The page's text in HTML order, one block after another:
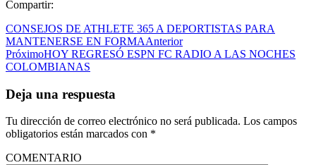
Compartir:
CONSEJOS DE ATHLETE 365 A DEPORTISTAS PARA
MANTENERSE EN FORMAAnterior
PróximoHOY REGRESÓ ESPN FC RADIO A LAS NOCHES
COLOMBIANAS
Deja una respuesta
Tu dirección de correo electrónico no será publicada. Los campos
obligatorios están marcados con *
COMENTARIO